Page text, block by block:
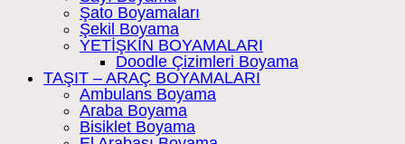
Şato Boyamaları
Şekil Boyama
YETİŞKİN BOYAMALARI
Doodle Çizimleri Boyama
TAŞIT – ARAÇ BOYAMALARI
Ambulans Boyama
Araba Boyama
Bisiklet Boyama